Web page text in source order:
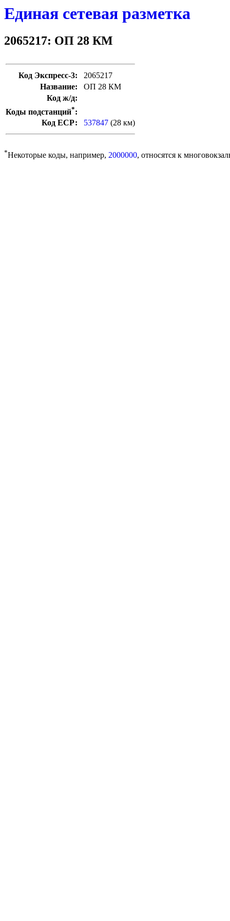
Единая сетевая разметка
2065217: ОП 28 КМ
Код Экспресс-3:
2065217
Название:
ОП 28 КМ
Код ж/д:
Коды подстанций*:
Код ЕСР:
537847 (28 км)
*Некоторые коды, например, 2000000, относятся к